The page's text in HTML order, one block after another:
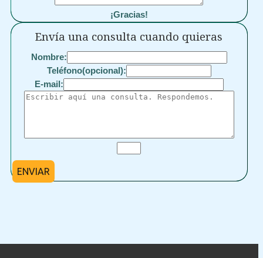
¡Gracias!
Envía una consulta cuando quieras
Nombre:
Teléfono(opcional):
E-mail:
ENVIAR